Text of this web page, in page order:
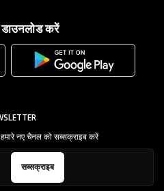
डाउनलोड करें
नए चैनल को सब्सक्राइब करें
सब्सक्राइब